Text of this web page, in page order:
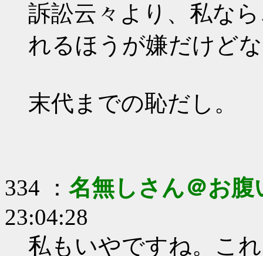
訴訟云々より、私な
れるほうが嫌だけど
末代までの恥だし。
334 ： 名無しさん＠お腹
23:04:28
私もいやですね。こ